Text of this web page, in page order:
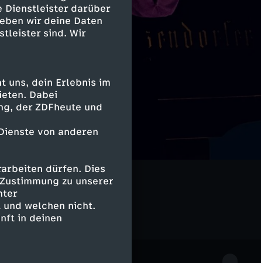
Dienstleister darüber
wir deine Daten
sind. Wir
uns, dein Erlebnis im
Dabei
der ZDFheute und
von anderen
dürfen. Dies
zu unserer
welchen nicht.
in deinen